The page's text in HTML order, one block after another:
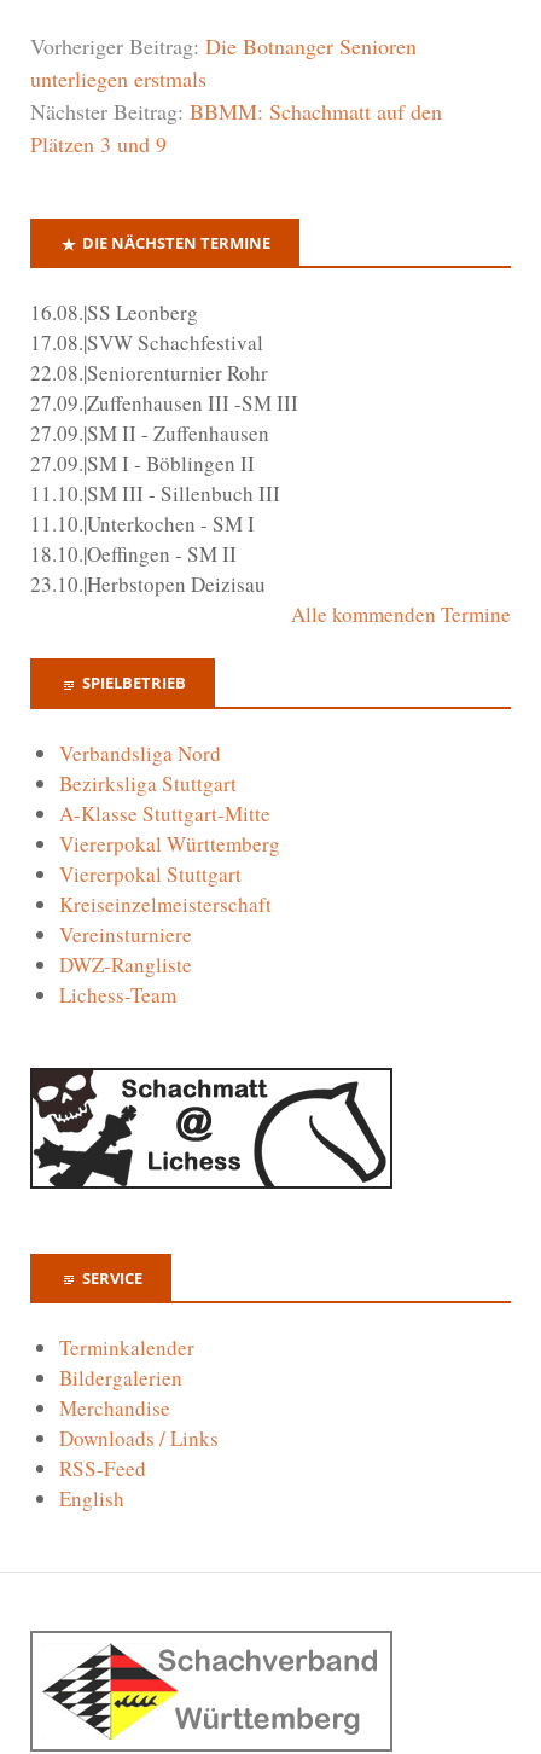
Vorheriger Beitrag: Die Botnanger Senioren
unterliegen erstmals
Nächster Beitrag: BBMM: Schachmatt auf den
Plätzen 3 und 9
DIE NÄCHSTEN TERMINE
16.08.|SS Leonberg
17.08.|SVW Schachfestival
22.08.|Seniorenturnier Rohr
27.09.|Zuffenhausen III -SM III
27.09.|SM II - Zuffenhausen
27.09.|SM I - Böblingen II
11.10.|SM III - Sillenbuch III
11.10.|Unterkochen - SM I
18.10.|Oeffingen - SM II
23.10.|Herbstopen Deizisau
Alle kommenden Termine
SPIELBETRIEB
Verbandsliga Nord
Bezirksliga Stuttgart
A-Klasse Stuttgart-Mitte
Viererpokal Württemberg
Viererpokal Stuttgart
Kreiseinzelmeisterschaft
Vereinsturniere
DWZ-Rangliste
Lichess-Team
SERVICE
Terminkalender
Bildergalerien
Merchandise
Downloads / Links
RSS-Feed
English